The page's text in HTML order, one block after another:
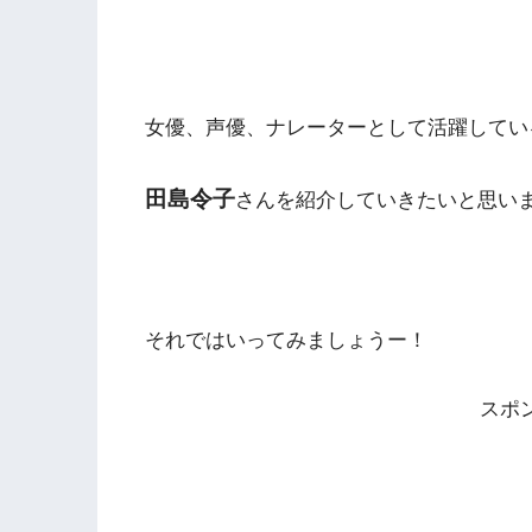
女優、声優、ナレーターとして活躍してい
田島令子さんを紹介していきたいと思い
それではいってみましょうー！
スポ